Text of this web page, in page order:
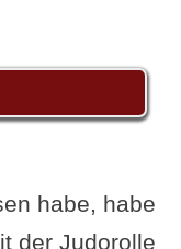
habe, habe
der Judorolle